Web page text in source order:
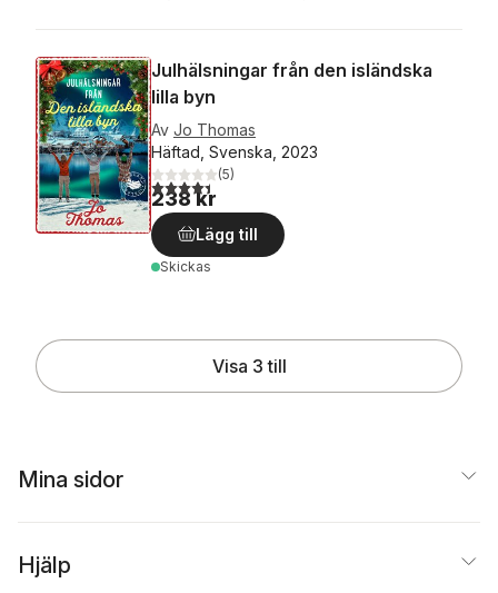
Julhälsningar från den isländska
lilla byn
Av Jo Thomas
Häftad, Svenska, 2023
4,4utav 5 stjärnor. Totalt antal röster:
(5)
238 kr
Lägg till
Skickas
Visa 3 till
Mina sidor
Hjälp